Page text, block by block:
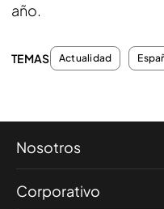
año.
TEMAS Actualidad
Nosotros
Corporativo